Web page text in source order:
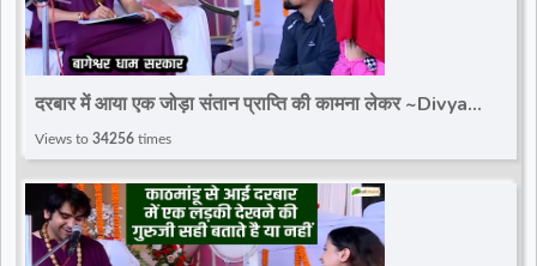
दरबार में आया एक जोड़ा संतान प्राप्ति की कामना लेकर ~Divya
Darbar~Bageshwar Dham Sarkar
Views to 34256 times